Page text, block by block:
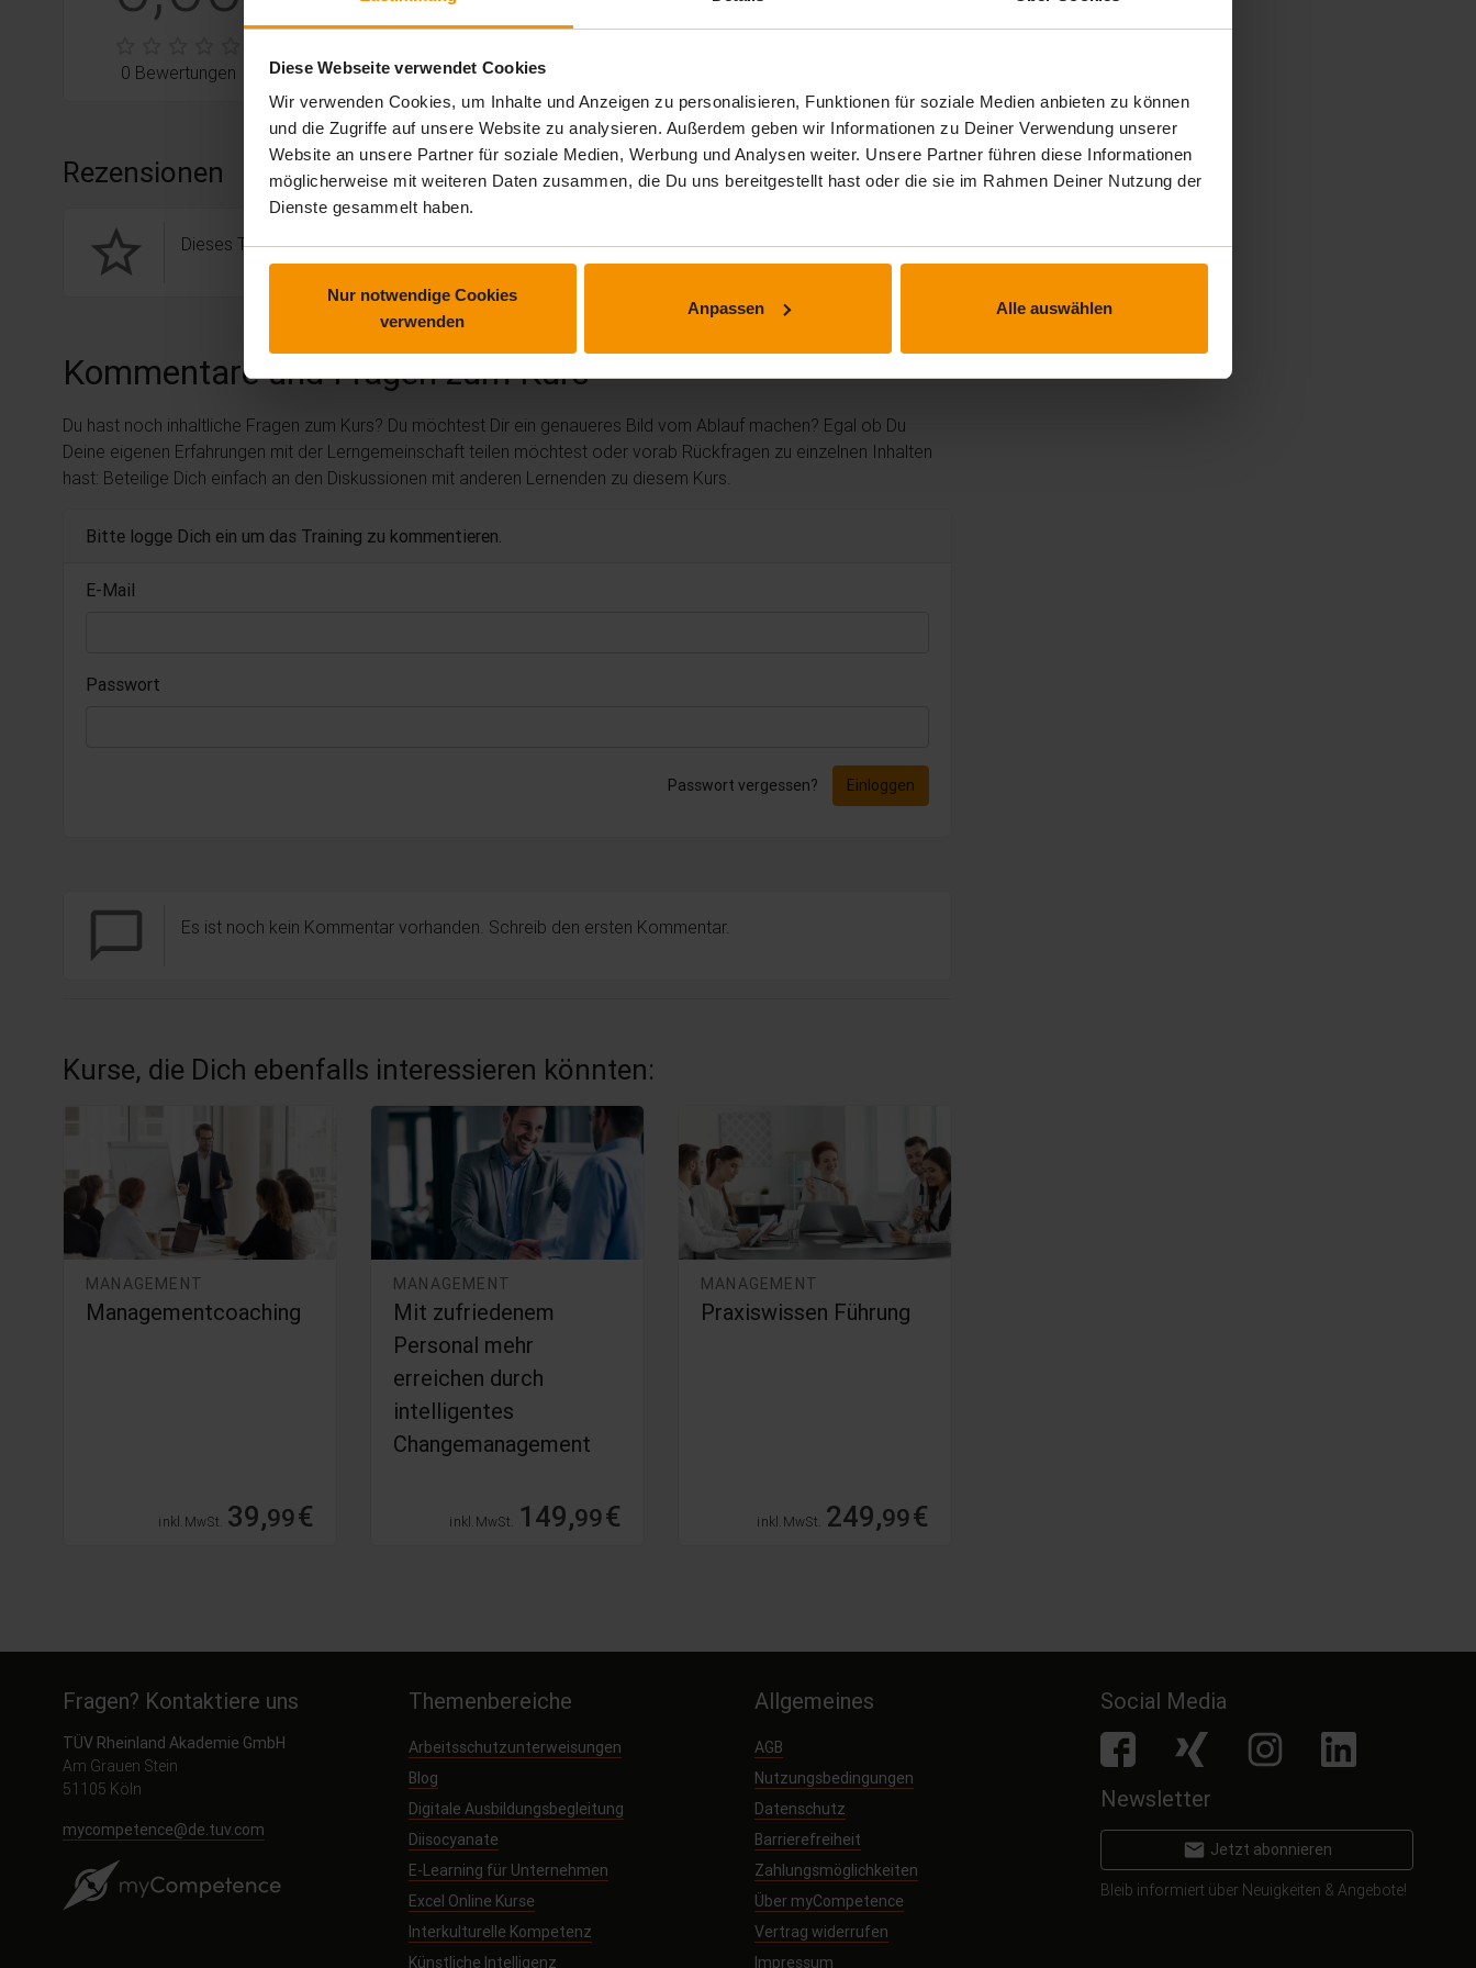
Diese Webseite verwendet Cookies
Wir verwenden Cookies, um Inhalte und Anzeigen zu personalisieren, Funktionen für soziale Medien anbieten zu können
und die Zugriffe auf unsere Website zu analysieren. Außerdem geben wir Informationen zu Deiner Verwendung unserer
Website an unsere Partner für soziale Medien, Werbung und Analysen weiter. Unsere Partner führen diese Informationen
möglicherweise mit weiteren Daten zusammen, die Du uns bereitgestellt hast oder die sie im Rahmen Deiner Nutzung der
Dienste gesammelt haben.
Nur notwendige Cookies
verwenden
Anpassen Alle auswählen
0 Bewertungen
2stars: 0
Bewertungen
1 stars: 0
Bewertungen
Rezensionen
star_border Dieses Training hat noch keine Rezension erhalten.
Kommentare und Fragen zum Kurs
Du hast noch inhaltliche Fragen zum Kurs? Du möchtest Dir ein genaueres Bild vom Ablauf machen? Egal ob Du
Deine eigenen Erfahrungen mit der Lerngemeinschaft teilen möchtest oder vorab Rückfragen zu einzelnen Inhalten
hast: Beteilige Dich einfach an den Diskussionen mit anderen Lernenden zu diesem Kurs.
Bitte logge Dich ein um das Training zu kommentieren.
E-Mail
Passwort
Passwort vergessen? Einloggen
chat_bubble_outline Es ist noch kein Kommentar vorhanden. Schreib den ersten Kommentar.
Kurse, die Dich ebenfalls interessieren könnten:
MANAGEMENT
Managementcoaching
inkl. MwSt. 39,99€
MANAGEMENT
Mit zufriedenem
Personal mehr
erreichen durch
intelligentes
Changemanagement
inkl. MwSt. 149,99€
MANAGEMENT
Praxiswissen Führung
inkl. MwSt. 249,99€
Fragen? Kontaktiere uns
TÜV Rheinland Akademie GmbH
Am Grauen Stein
51105 Köln
mycompetence@de.tuv.com
Themenbereiche
Arbeitsschutzunterweisungen
Blog
Digitale Ausbildungsbegleitung
Diisocyanate
E-Learning für Unternehmen
Excel Online Kurse
Interkulturelle Kompetenz
Künstliche Intelligenz
Allgemeines
AGB
Nutzungsbedingungen
Datenschutz
Barrierefreiheit
Zahlungsmöglichkeiten
Über myCompetence
Vertrag widerrufen
Impressum
Social Media
facebook Xing Instagram LinkedIn
Newsletter
email Jetzt abonnieren
Bleib informiert über Neuigkeiten & Angebote!